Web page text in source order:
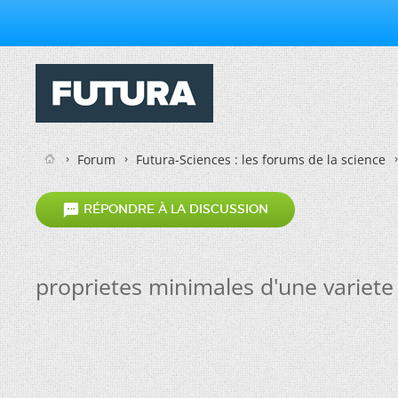
Forum Futura-Sciences : les forums de la science
 RÉPONDRE À LA DISCUSSION
proprietes minimales d'une variete